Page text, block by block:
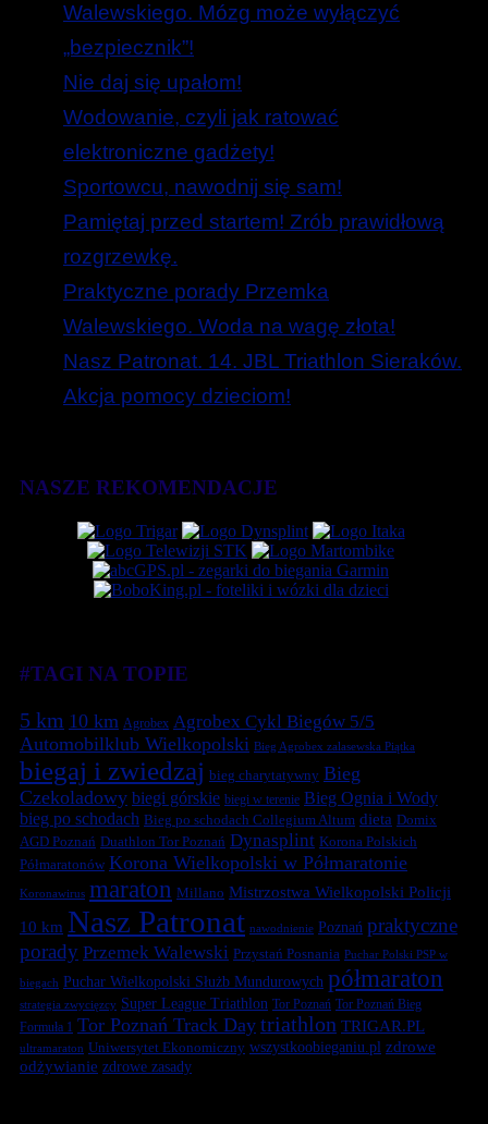
Walewskiego. Mózg może wyłączyć
„bezpiecznik”!
Nie daj się upałom!
Wodowanie, czyli jak ratować
elektroniczne gadżety!
Sportowcu, nawodnij się sam!
Pamiętaj przed startem! Zrób prawidłową
rozgrzewkę.
Praktyczne porady Przemka
Walewskiego. Woda na wagę złota!
Nasz Patronat. 14. JBL Triathlon Sieraków.
Akcja pomocy dzieciom!
NASZE REKOMENDACJE
#TAGI NA TOPIE
5 km 10 km Agrobex Agrobex Cykl Biegów 5/5
Automobilklub Wielkopolski Bieg Agrobex zalasewska Piątka
biegaj i zwiedzaj bieg charytatywny Bieg
Czekoladowy biegi górskie biegi w terenie Bieg Ognia i Wody
bieg po schodach Bieg po schodach Collegium Altum dieta Domix
AGD Poznań Duathlon Tor Poznań Dynasplint Korona Polskich
Półmaratonów Korona Wielkopolski w Półmaratonie
Koronawirus maraton Millano Mistrzostwa Wielkopolski Policji
10 km Nasz Patronat nawodnienie Poznań praktyczne
porady Przemek Walewski Przystań Posnania Puchar Polski PSP w
biegach Puchar Wielkopolski Służb Mundurowych półmaraton
strategia zwycięzcy Super League Triathlon Tor Poznań Tor Poznań Bieg
Formuła 1 Tor Poznań Track Day triathlon TRIGAR.PL
ultramaraton Uniwersytet Ekonomiczny wszystkoobieganiu.pl zdrowe
odżywianie zdrowe zasady